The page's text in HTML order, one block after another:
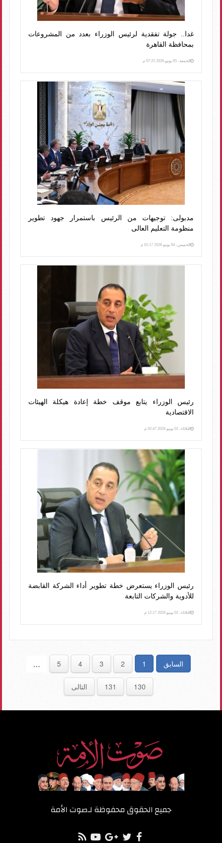
غدا.. جولة تفقدية لرئيس الوزراء بعدد من المشروعات
بمحافظة القاهرة
الجمعة، 05 يونيو 2026 07:25 م
مدبولى: توجيهات من الرئيس باستمرار جهود تطوير
منظومة التعليم العالى
الخميس، 04 يونيو 2026 01:17 م
رئيس الوزراء يتابع موقف خطة إعادة هيكلة الهيئات
الاقتصادية
الثلاثاء، 02 يونيو 2026 02:47 م
رئيس الوزراء يستعرض خطة تطوير أداء الشركة القابضة
للأدوية والشركات التابعة
الثلاثاء، 02 يونيو 2026 12:17 م
السابق 1
2
3
4
5
…
130
131 التالى
جميع الحقوق محفوظة لـصوت الأمة